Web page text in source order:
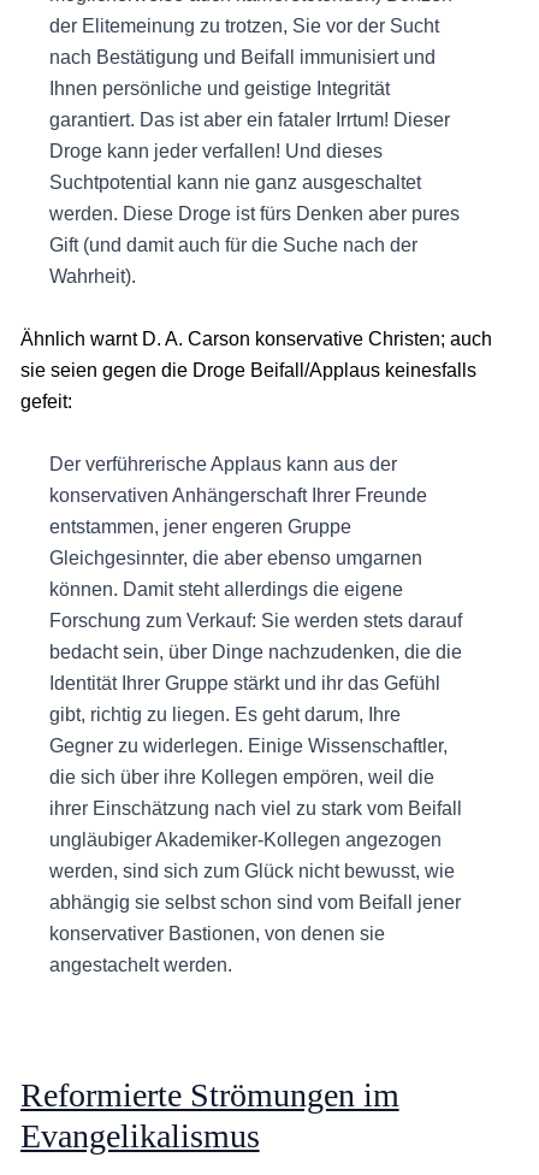
der Elitemeinung zu trotzen, Sie vor der Sucht
nach Bestätigung und Beifall immunisiert und
Ihnen persönliche und geistige Integrität
garantiert. Das ist aber ein fataler Irrtum! Dieser
Droge kann jeder verfallen! Und dieses
Suchtpotential kann nie ganz ausgeschaltet
werden. Diese Droge ist fürs Denken aber pures
Gift (und damit auch für die Suche nach der
Wahrheit).
Ähnlich warnt D. A. Carson konservative Christen; auch
sie seien gegen die Droge Beifall/Applaus keinesfalls
gefeit:
Der verführerische Applaus kann aus der
konservativen Anhängerschaft Ihrer Freunde
entstammen, jener engeren Gruppe
Gleichgesinnter, die aber ebenso umgarnen
können. Damit steht allerdings die eigene
Forschung zum Verkauf: Sie werden stets darauf
bedacht sein, über Dinge nachzudenken, die die
Identität Ihrer Gruppe stärkt und ihr das Gefühl
gibt, richtig zu liegen. Es geht darum, Ihre
Gegner zu widerlegen. Einige Wissenschaftler,
die sich über ihre Kollegen empören, weil die
ihrer Einschätzung nach viel zu stark vom Beifall
ungläubiger Akademiker-Kollegen angezogen
werden, sind sich zum Glück nicht bewusst, wie
abhängig sie selbst schon sind vom Beifall jener
konservativer Bastionen, von denen sie
angestachelt werden.
Reformierte Strömungen im
Evangelikalismus